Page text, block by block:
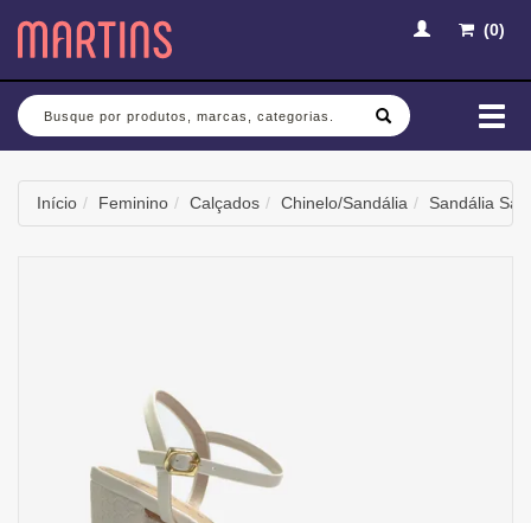
(0)
Busca
Início Feminino Calçados Chinelo/Sandália Sandália